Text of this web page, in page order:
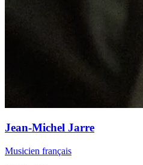
Jean-Michel Jarre
Musicien français